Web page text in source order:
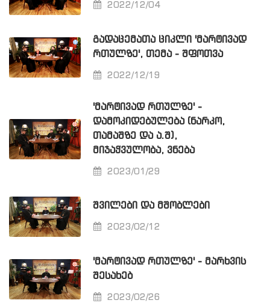
2022/12/04
ᲒᲐᲓᲐᲪᲔᲛᲐᲗᲐ ᲪᲘᲙᲚᲘ 'ᲛᲐᲠᲢᲘᲕᲐᲓ
ᲠᲗᲣᲚᲖᲔ', ᲗᲔᲛᲐ - ᲨᲤᲝᲗᲕᲐ
2022/12/19
'ᲛᲐᲠᲢᲘᲕᲐᲓ ᲠᲗᲣᲚᲖᲔ' -
ᲓᲐᲛᲝᲙᲘᲓᲔᲑᲣᲚᲔᲑᲐ (ᲜᲐᲠᲙᲝ,
ᲗᲐᲛᲐᲨᲖᲔ ᲓᲐ Ა.Შ),
ᲛᲘᲯᲐᲭᲕᲣᲚᲝᲑᲐ, ᲕᲜᲔᲑᲐ
2023/01/29
ᲨᲕᲘᲚᲔᲑᲘ ᲓᲐ ᲛᲨᲝᲑᲚᲔᲑᲘ
2023/02/12
'ᲛᲐᲠᲢᲘᲕᲐᲓ ᲠᲗᲣᲚᲖᲔ' - ᲛᲐᲠᲮᲕᲘᲡ
ᲨᲔᲡᲐᲮᲔᲑ
2023/02/26